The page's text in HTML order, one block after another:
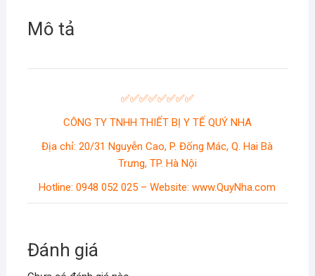
Mô tả
✅✅✅✅✅✅✅✅
CÔNG TY TNHH THIẾT BỊ Y TẾ QUÝ NHA
Địa chỉ: 20/31 Nguyễn Cao, P. Đống Mác, Q. Hai Bà
Trưng, TP. Hà Nội
Hotline: 0948 052 025 – Website: www.QuyNha.com
Đánh giá